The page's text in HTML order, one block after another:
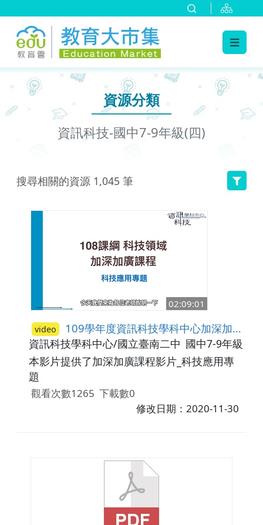
資源分類
資訊科技-國中7-9年級(四)
搜尋相關的資源 1,045 筆
02:09:01
video 109學年度資訊科技學科中心加深加廣課程影片_科技應用專題
資訊科技學科中心/國立臺南二中 國中7-9年級,高
本影片提供了加深加廣課程影片_科技應用專
題
觀看次數1265 下載數0
修改日期：2020-11-30